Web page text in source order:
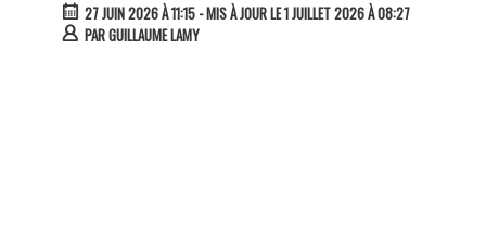
27 JUIN 2026 À 11:15- MIS À JOUR LE 1 JUILLET 2026 À 08:27
PARGUILLAUME LAMY